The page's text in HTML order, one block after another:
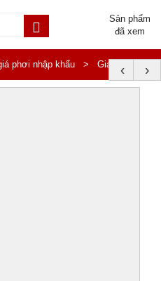
Sản phẩm
đã xem
phơi nhập khẩu > Giá sách
‹ ›